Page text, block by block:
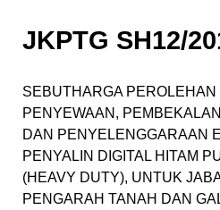
JKPTG SH12/
SEBUTHARGA PEROLEHAN
PENYEWAAN,
DAN PENYELENGGARAAN
PENYALIN DIGITAL HITAM
(HEAVY DUTY), UNTUK
PENGARAH TANAH DAN